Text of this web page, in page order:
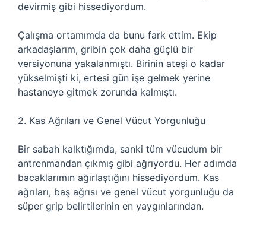
devirmiş gibi hissediyordum.
Çalışma ortamımda da bunu fark ettim. Ekip
arkadaşlarım, gribin çok daha güçlü bir
versiyonuna yakalanmıştı. Birinin ateşi o kadar
yükselmişti ki, ertesi gün işe gelmek yerine
hastaneye gitmek zorunda kalmıştı.
2. Kas Ağrıları ve Genel Vücut Yorgunluğu
Bir sabah kalktığımda, sanki tüm vücudum bir
antrenmandan çıkmış gibi ağrıyordu. Her adımda
bacaklarımın ağırlaştığını hissediyordum. Kas
ağrıları, baş ağrısı ve genel vücut yorgunluğu da
süper grip belirtilerinin en yaygınlarından.